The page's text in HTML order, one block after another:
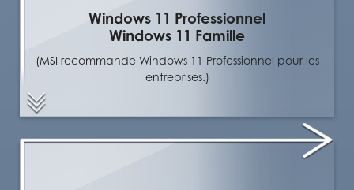
Windows 11 Professionnel
Windows 11 Famille
(MSI recommande Windows 11 Professionnel pour les
entreprises.)